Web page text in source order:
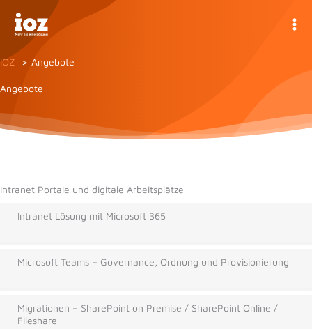
Inhalt
springen
IOZ Angebote
Angebote
Intranet Portale und digitale Arbeitsplätze
Intranet Lösung mit Microsoft 365
Microsoft Teams – Governance, Ordnung und Provisionierung
Migrationen – SharePoint on Premise / SharePoint Online /
Fileshare